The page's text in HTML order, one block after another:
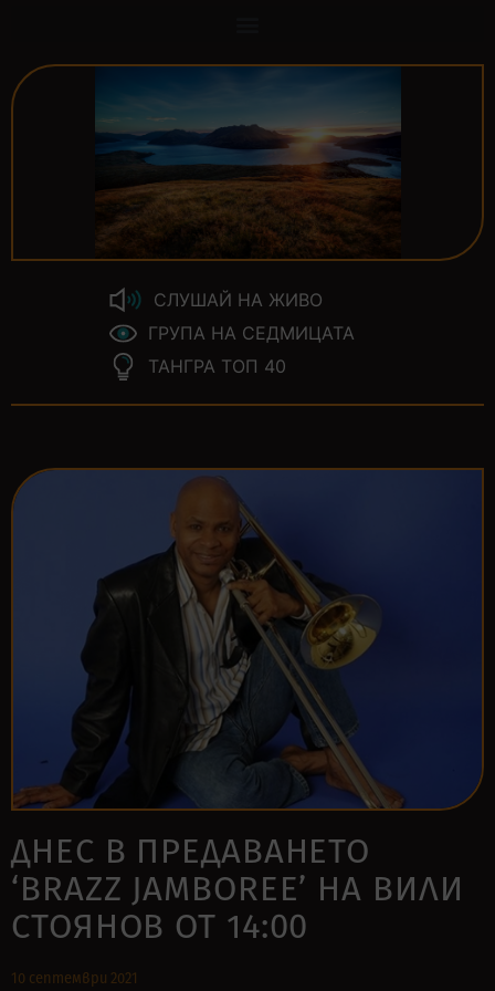
СЛУШАЙ НА ЖИВО
ГРУПА НА СЕДМИЦАТА
ТАНГРА ТОП 40
ДНЕС В ПРЕДАВАНЕТО
‘BRAZZ JAMBOREE’ НА ВИЛИ
СТОЯНОВ ОТ 14:00
10 септември 2021